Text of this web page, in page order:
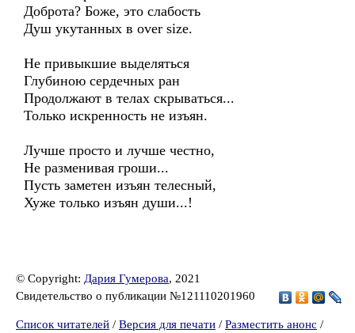
Доброта? Боже, это слабость
Душ укутанных в over size.
Не привыкшие выделяться
Глубиною сердечных ран
Продолжают в телах скрываться...
Только искренность не изъян.
Лучше просто и лучше честно,
Не разменивая гроши...
Пусть заметен изъян телесный,
Хуже только изъян души...!
© Copyright: Дария Гумерова, 2021
Свидетельство о публикации №121110201960
Список читателей / Версия для печати / Разместить анонс /